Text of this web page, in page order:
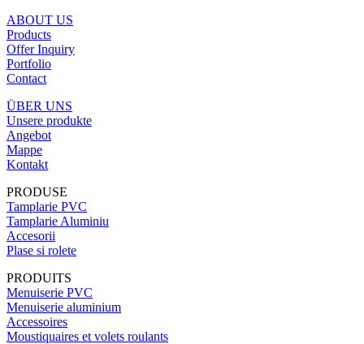
ABOUT US
Products
Offer Inquiry
Portfolio
Contact
ÜBER UNS
Unsere produkte
Angebot
Mappe
Kontakt
PRODUSE
Tamplarie PVC
Tamplarie Aluminiu
Accesorii
Plase si rolete
PRODUITS
Menuiserie PVC
Menuiserie aluminium
Accessoires
Moustiquaires et volets roulants